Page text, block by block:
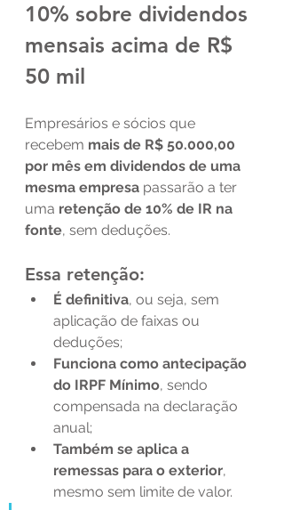
10% sobre dividendos
mensais acima de R$
50 mil
Empresários e sócios que
recebem mais de R$ 50.000,00
por mês em dividendos de uma
mesma empresa passarão a ter
uma retenção de 10% de IR na
fonte, sem deduções.
Essa retenção:
É definitiva, ou seja, sem
aplicação de faixas ou
deduções;
Funciona como antecipação
do IRPF Mínimo, sendo
compensada na declaração
anual;
Também se aplica a
remessas para o exterior,
mesmo sem limite de valor.